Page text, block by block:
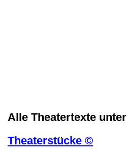
Alle Theatertexte unter
Theaterstücke ©